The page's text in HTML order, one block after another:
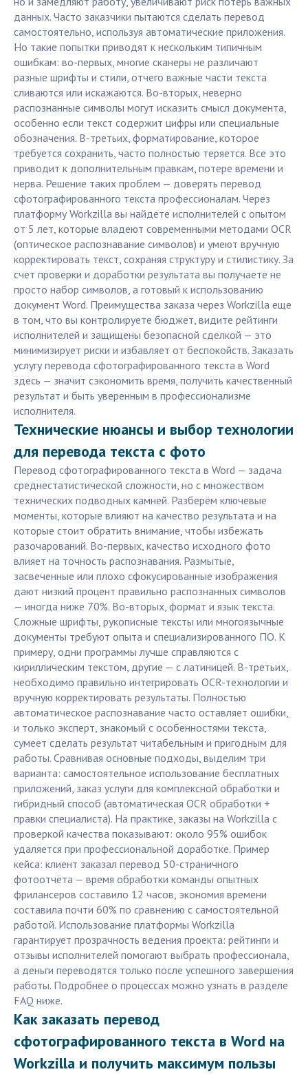
данных. Часто заказчики пытаются сделать перевод
самостоятельно, используя автоматические приложения.
Но такие попытки приводят к нескольким типичным
ошибкам: во-первых, многие сканеры не различают
разные шрифты и стили, отчего важные части текста
сливаются или искажаются. Во-вторых, неверно
распознанные символы могут исказить смысл документа,
особенно если текст содержит цифры или специальные
обозначения. В-третьих, форматирование, которое
требуется сохранить, часто полностью теряется. Все это
приводит к дополнительным правкам, потере времени и
нерва. Решение таких проблем — доверять перевод
сфотографированного текста профессионалам. Через
платформу Workzilla вы найдете исполнителей с опытом
от 5 лет, которые владеют современными методами OCR
(оптическое распознавание символов) и умеют вручную
корректировать текст, сохраняя структуру и стилистику. За
счет проверки и доработки результата вы получаете не
просто набор символов, а готовый к использованию
документ Word. Преимущества заказа через Workzilla еще
в том, что вы контролируете бюджет, видите рейтинги
исполнителей и защищены безопасной сделкой — это
минимизирует риски и избавляет от беспокойств. Заказать
услугу перевода сфотографированного текста в Word
здесь — значит сэкономить время, получить качественный
результат и быть уверенным в профессионализме
исполнителя.
Технические нюансы и выбор технологии
для перевода текста с фото
Перевод сфотографированного текста в Word — задача
среднестатистической сложности, но с множеством
технических подводных камней. Разберём ключевые
моменты, которые влияют на качество результата и на
которые стоит обратить внимание, чтобы избежать
разочарований. Во-первых, качество исходного фото
влияет на точность распознавания. Размытые,
засвеченные или плохо сфокусированные изображения
дают низкий процент правильно распознанных символов
— иногда ниже 70%. Во-вторых, формат и язык текста.
Сложные шрифты, рукописные тексты или многоязычные
документы требуют опыта и специализированного ПО. К
примеру, одни программы лучше справляются с
кириллическим текстом, другие — с латиницей. В-третьих,
необходимо правильно интегрировать OCR-технологии и
вручную корректировать результаты. Полностью
автоматическое распознавание часто оставляет ошибки,
и только эксперт, знакомый с особенностями текста,
сумеет сделать результат читабельным и пригодным для
работы. Сравнивая основные подходы, выделим три
варианта: самостоятельное использование бесплатных
приложений, заказ услуги для комплексной обработки и
гибридный способ (автоматическая OCR обработки +
правки специалиста). На практике, заказы на Workzilla с
проверкой качества показывают: около 95% ошибок
удаляется при профессиональной доработке. Пример
кейса: клиент заказал перевод 50-страничного
фотоотчёта — время обработки команды опытных
фрилансеров составило 12 часов, экономия времени
составила почти 60% по сравнению с самостоятельной
работой. Использование платформы Workzilla
гарантирует прозрачность ведения проекта: рейтинги и
отзывы исполнителей помогают выбрать профессионала,
а деньги переводятся только после успешного завершения
работы. Подробнее о процессах можно узнать в разделе
FAQ ниже.
Как заказать перевод
сфотографированного текста в Word на
Workzilla и получить максимум пользы